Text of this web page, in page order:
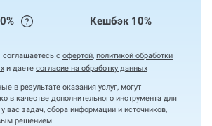
Кешбэк 10%
с офертой, политикой обработки
и даете согласие на обработку данных
в результате оказания услуг, могут
в качестве дополнительного инструмента для
вас задач, сбора информации и источников,
решением.